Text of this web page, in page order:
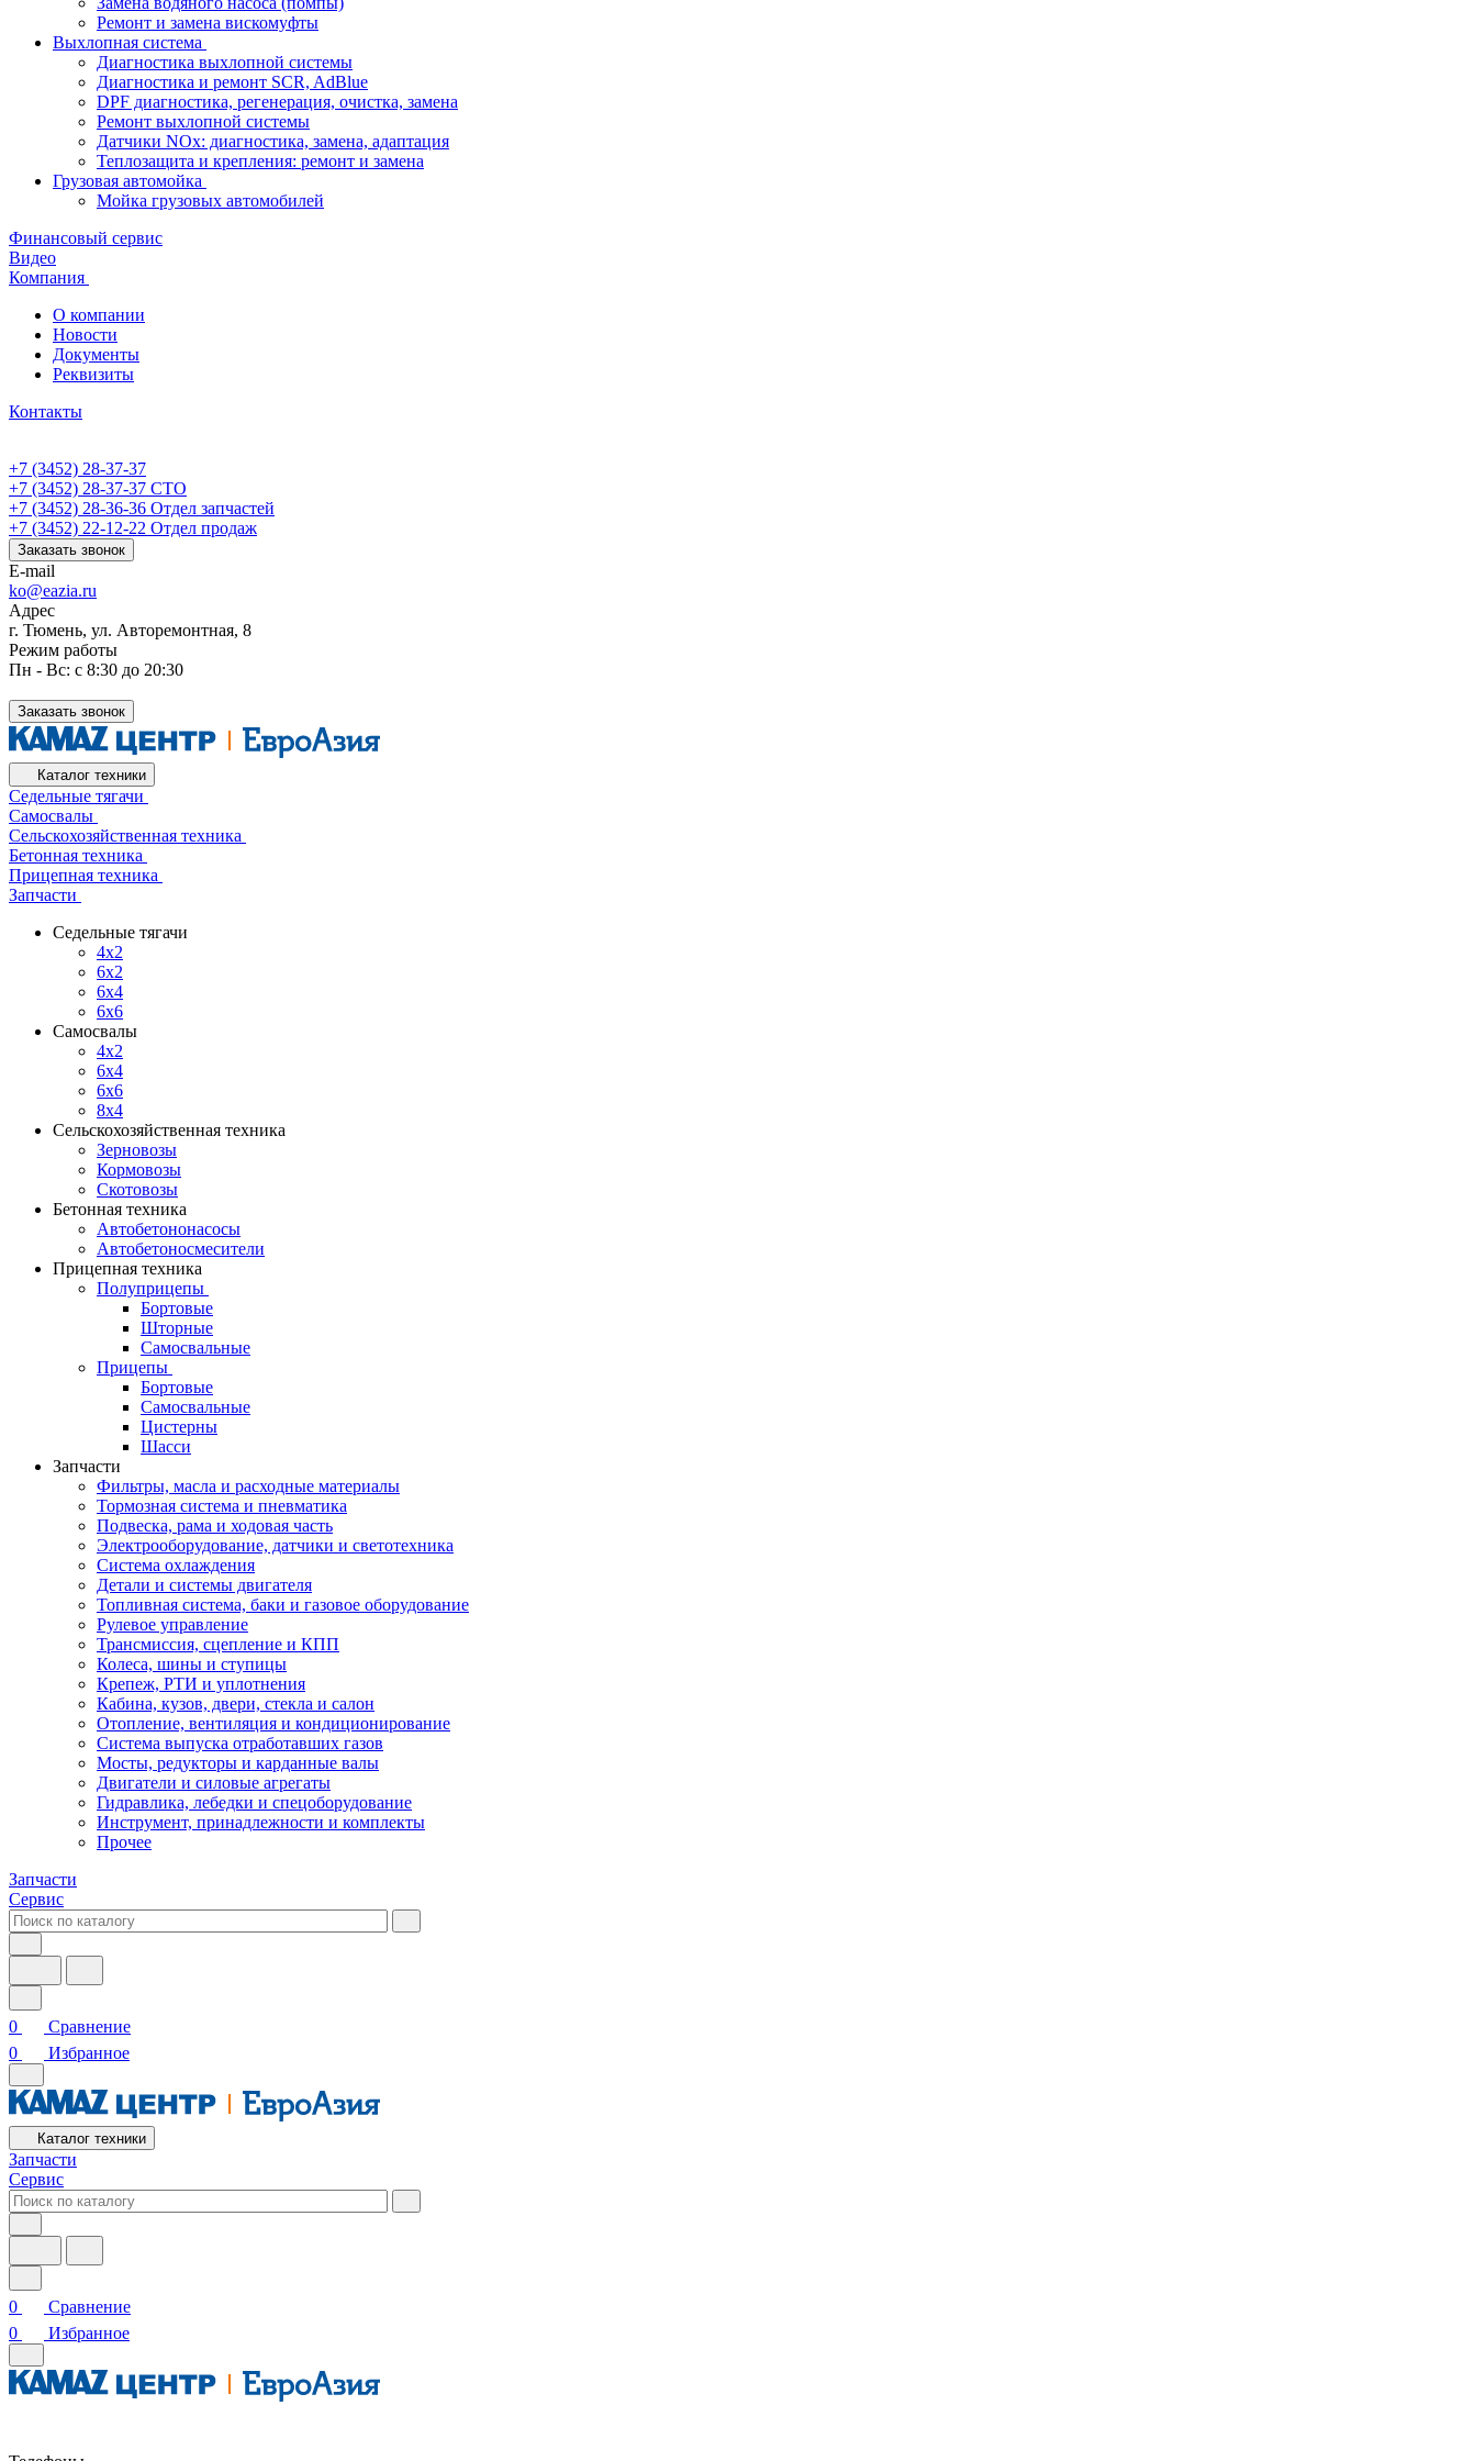
Ремонт и замена вискомуфты
Выхлопная система
Диагностика выхлопной системы
Диагностика и ремонт SCR, AdBlue
DPF диагностика, регенерация, очистка, замена
Ремонт выхлопной системы
Датчики NOx: диагностика, замена, адаптация
Теплозащита и крепления: ремонт и замена
Грузовая автомойка
Мойка грузовых автомобилей
Финансовый сервис
Видео
Компания
О компании
Новости
Документы
Реквизиты
Контакты
+7 (3452) 28-37-37
+7 (3452) 28-37-37 СТО
+7 (3452) 28-36-36 Отдел запчастей
+7 (3452) 22-12-22 Отдел продаж
Заказать звонок
E-mail
ko@eazia.ru
Адрес
г. Тюмень, ул. Авторемонтная, 8
Режим работы
Пн - Вс: с 8:30 до 20:30
Заказать звонок
Каталог техники
Седельные тягачи
Самосвалы
Сельскохозяйственная техника
Бетонная техника
Прицепная техника
Запчасти
Седельные тягачи
4x2
6x2
6x4
6x6
Самосвалы
4x2
6x4
6x6
8x4
Сельскохозяйственная техника
Зерновозы
Кормовозы
Скотовозы
Бетонная техника
Автобетононасосы
Автобетоносмесители
Прицепная техника
Полуприцепы
Бортовые
Шторные
Самосвальные
Прицепы
Бортовые
Самосвальные
Цистерны
Шасси
Запчасти
Фильтры, масла и расходные материалы
Тормозная система и пневматика
Подвеска, рама и ходовая часть
Электрооборудование, датчики и светотехника
Система охлаждения
Детали и системы двигателя
Топливная система, баки и газовое оборудование
Рулевое управление
Трансмиссия, сцепление и КПП
Колеса, шины и ступицы
Крепеж, РТИ и уплотнения
Кабина, кузов, двери, стекла и салон
Отопление, вентиляция и кондиционирование
Система выпуска отработавших газов
Мосты, редукторы и карданные валы
Двигатели и силовые агрегаты
Гидравлика, лебедки и спецоборудование
Инструмент, принадлежности и комплекты
Прочее
Запчасти
Сервис
0
Сравнение
0
Избранное
Каталог техники
Запчасти
Сервис
0
Сравнение
0
Избранное